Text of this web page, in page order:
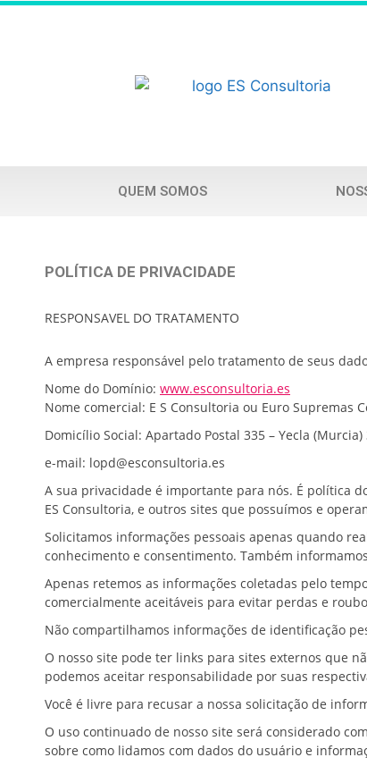
QUEM SOMOS
POLÍTICA DE PRIVACIDADE
RESPONSAVEL DO TRATAMENTO
A empresa responsável pelo tratamento de seus
Nome do Domínio: www.esconsultoria.es
Nome comercial: E S Consultoria ou Euro Supremas
Domicílio Social: Apartado Postal 335 – Yecla (Murcia)
e-mail: lopd@esconsultoria.es
A sua privacidade é importante para nós. É política
ES Consultoria, e outros sites que possuímos
Solicitamos informações pessoais apenas quando
conhecimento e consentimento. Também
Apenas retemos as informações coletadas pelo
comercialmente aceitáveis para evitar perdas e
Não compartilhamos informações de
O nosso site pode ter links para sites externos que
podemos aceitar responsabilidade por
Você é livre para recusar a nossa solicitação de
O uso continuado de nosso site será considerado
sobre como lidamos com dados do usuário e